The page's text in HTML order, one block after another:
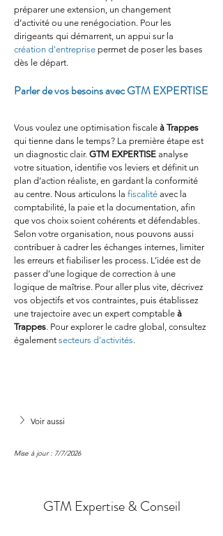
préparer une extension, un changement
d’activité ou une renégociation. Pour les
dirigeants qui démarrent, un appui sur la
création d'entreprise permet de poser les bases
dès le départ.
Parler de vos besoins avec GTM EXPERTISE
Vous voulez une optimisation fiscale à Trappes
qui tienne dans le temps? La première étape est
un diagnostic clair. GTM EXPERTISE analyse
votre situation, identifie vos leviers et définit un
plan d’action réaliste, en gardant la conformité
au centre. Nous articulons la fiscalité avec la
comptabilité, la paie et la documentation, afin
que vos choix soient cohérents et défendables.
Selon votre organisation, nous pouvons aussi
contribuer à cadrer les échanges internes, limiter
les erreurs et fiabiliser les process. L’idée est de
passer d’une logique de correction à une
logique de maîtrise. Pour aller plus vite, décrivez
vos objectifs et vos contraintes, puis établissez
une trajectoire avec un expert comptable à
Trappes. Pour explorer le cadre global, consultez
également secteurs d'activités.
Voir aussi
Mise à jour : 7/7/2026
GTM Expertise & Conseil